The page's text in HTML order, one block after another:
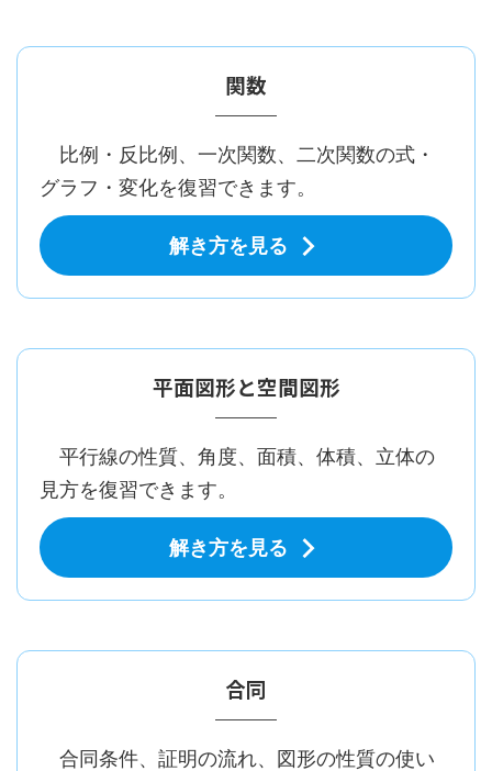
関数
比例・反比例、一次関数、二次関数の式・
グラフ・変化を復習できます。
解き方を見る
平面図形と空間図形
平行線の性質、角度、面積、体積、立体の
見方を復習できます。
解き方を見る
合同
合同条件、証明の流れ、図形の性質の使い